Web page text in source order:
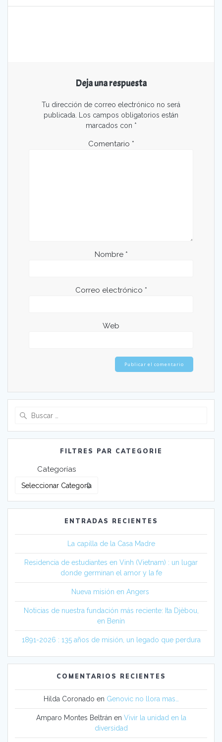
Deja una respuesta
Tu dirección de correo electrónico no será
publicada.
Los campos obligatorios están
marcados con *
Comentario *
Nombre *
Correo electrónico *
Web
FILTRES PAR CATEGORIE
Categorías
ENTRADAS RECIENTES
La capilla de la Casa Madre
Residencia de estudiantes en Vinh (Vietnam) : un lugar
donde germinan el amor y la fe
Nueva misión en Angers
Noticias de nuestra fundación más reciente: Ita Djèbou,
en Benín
1891-2026 : 135 años de misión, un legado que perdura
COMENTARIOS RECIENTES
Hilda Coronado en Genovic no llora mas…
Amparo Montes Beltrán en Vivir la unidad en la
diversidad